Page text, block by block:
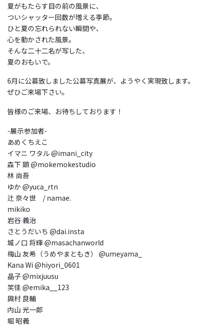
夏がもたらす目の前の風景に、
ついシャッター回数が増える季節。
ひと夏の忘れられない瞬間や、
心を動かされた風景。
そんな二十二名が写した、
夏のおもいで。
6月に公募致しました公募写真展が、ようやく実現致します。
ぜひご来場下さい。
皆様のご来場、お待ちしております！
-展示参加者-
あめくちえこ
イマニ ワタル @imani_city
森下 顕 @mokemokestudio
林 尚吾
ゆか @yuca_rtn
辻 奈々世 / namae.
mikiko
岩谷 義治
さとうだいち @dai.insta
城ノ口 将輝 @masachanworld
梅山 友希（うめやまともき） @umeyama_
Kana Wi @hiyori_0601
晶子 @mixjuusu
笑佳 @emika__123
興村 良輔
内山 光一郎
堀 昭義